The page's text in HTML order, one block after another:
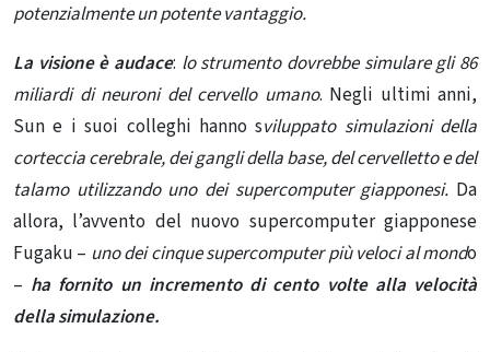
potenzialmente un potente vantaggio.
La visione è audace: lo strumento dovrebbe simulare gli 86
miliardi di neuroni del cervello umano. Negli ultimi anni,
Sun e i suoi colleghi hanno sviluppato simulazioni della
corteccia cerebrale, dei gangli della base, del cervelletto e del
talamo utilizzando uno dei supercomputer giapponesi. Da
allora, l’avvento del nuovo supercomputer giapponese
Fugaku – uno dei cinque supercomputer più veloci al mondo
– ha fornito un incremento di cento volte alla velocità
della simulazione.